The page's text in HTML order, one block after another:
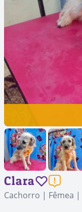
Clara
Cachorro | Fêmea